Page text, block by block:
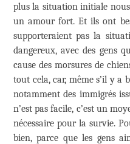
plus la situation initiale
un amour fort. Et ils ont
supporteraient pas la
dangereux, avec des gens
cause des morsures de
tout cela, car, même s’il y a
notamment des immigrés
n’est pas facile, c’est un
nécessaire pour la survie.
bien, parce que les gens